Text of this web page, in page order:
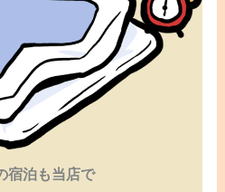
宿泊も当店で